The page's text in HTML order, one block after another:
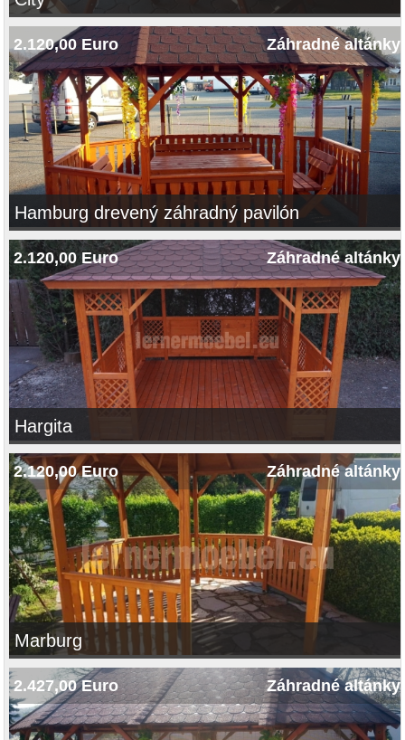
2.120,00 Euro Záhradné altánky
Hamburg drevený záhradný pavilón
2.120,00 Euro Záhradné altánky
Hargita
2.120,00 Euro Záhradné altánky
Marburg
2.427,00 Euro Záhradné altánky